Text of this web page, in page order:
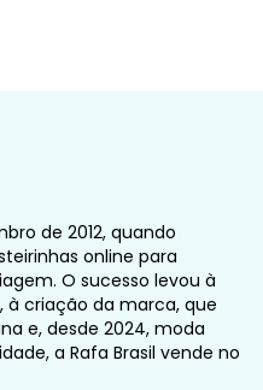
de 2012, quando
online para
O sucesso levou à
à criação da marca, que
e, desde 2024, moda
a Rafa Brasil vende no